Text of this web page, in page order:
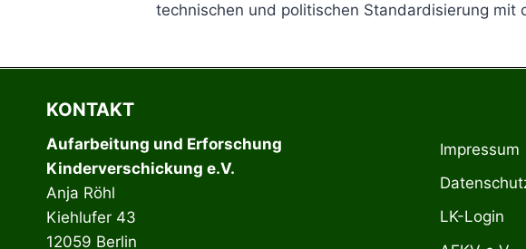
technischen und politischen Standardisierung mit
KONTAKT
Aufarbeitung und Erforschung
Kinderverschickung e.V.
Anja Röhl
Kiehlufer 43
12059 Berlin
Impressum
LK-Login